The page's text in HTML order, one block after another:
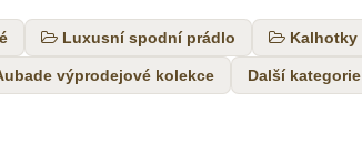
Luxusní spodní prádlo Kalhotky
výprodejové kolekce Další kategorie